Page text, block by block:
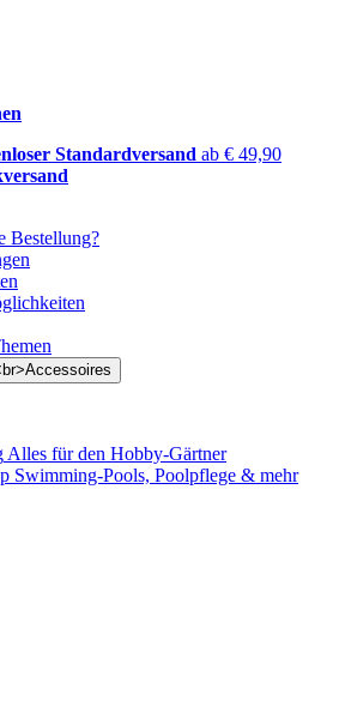
Standardversand ab € 49,90
Bestellung?
Alles für den Hobby-Gärtner
Swimming-Pools, Poolpflege & mehr